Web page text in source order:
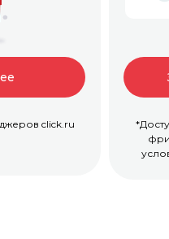
click.ru